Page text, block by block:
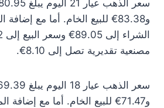
و83.38€ للبيع الخام. أما مع
مصنعية تقديرية تصل إلى 8.10€.
و71.47€ للبيع الخام. أما مع